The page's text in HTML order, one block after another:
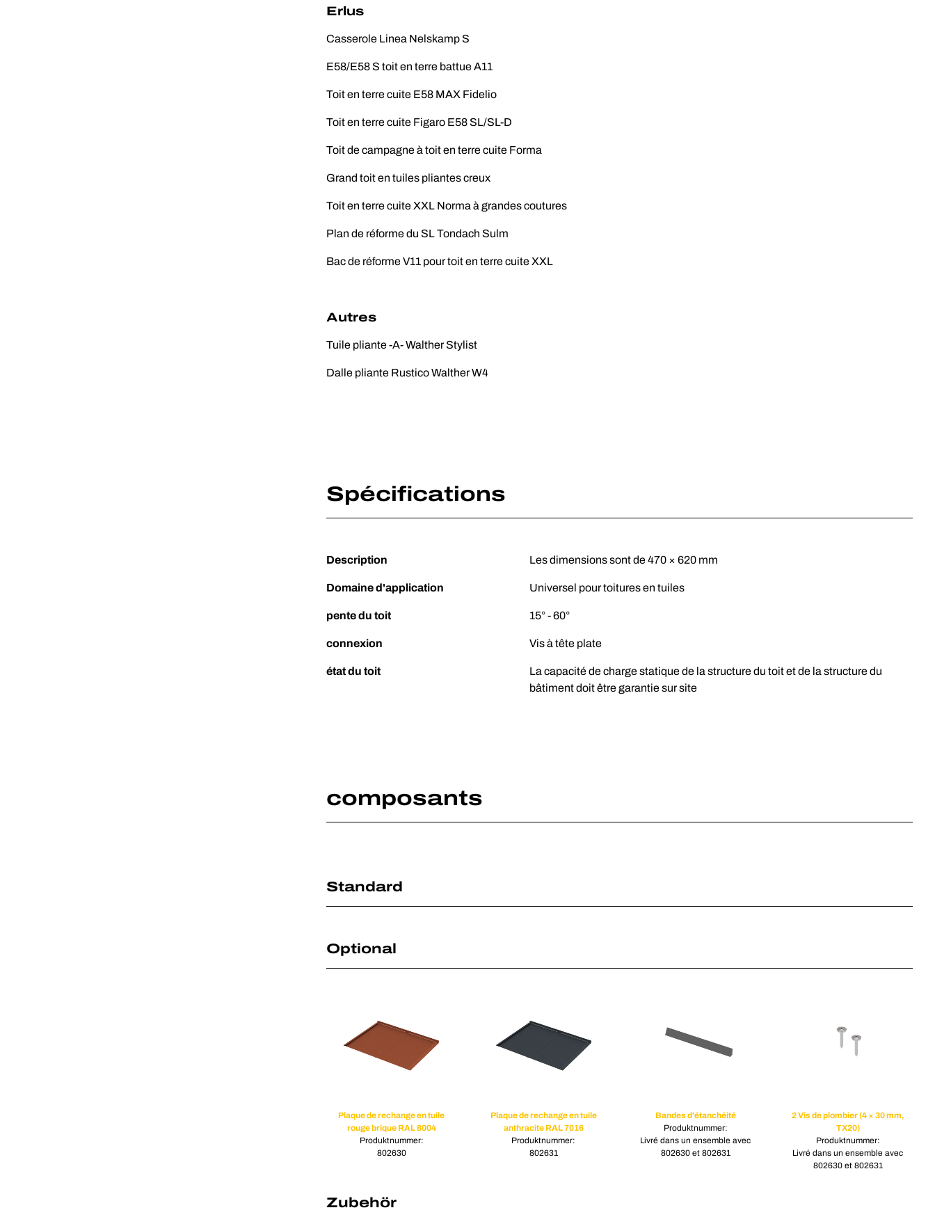
Erlus
Casserole Linea Nelskamp S
E58/E58 S toit en terre battue A11
Toit en terre cuite E58 MAX Fidelio
Toit en terre cuite Figaro E58 SL/SL-D
Toit de campagne à toit en terre cuite Forma
Grand toit en tuiles pliantes creux
Toit en terre cuite XXL Norma à grandes coutures
Plan de réforme du SL Tondach Sulm
Bac de réforme V11 pour toit en terre cuite XXL
Autres
Tuile pliante -A- Walther Stylist
Dalle pliante Rustico Walther W4
Spécifications
Description Les dimensions sont de 470 × 620 mm
Domaine d'application Universel pour toitures en tuiles
pente du toit 15° - 60°
connexion Vis à tête plate
état du toit
La capacité de charge statique de la structure du toit et de la structure du
bâtiment doit être garantie sur site
composants
Standard
Optional
Plaque de rechange en tuile
rouge brique RAL 8004
Produktnummer:
802630
Plaque de rechange en tuile
anthracite RAL 7016
Produktnummer:
802631
Bandes d'étanchéité
Produktnummer:
Livré dans un ensemble avec
802630 et 802631
2 Vis de plombier (4 × 30 mm,
TX20)
Produktnummer:
Livré dans un ensemble avec
802630 et 802631
Zubehör